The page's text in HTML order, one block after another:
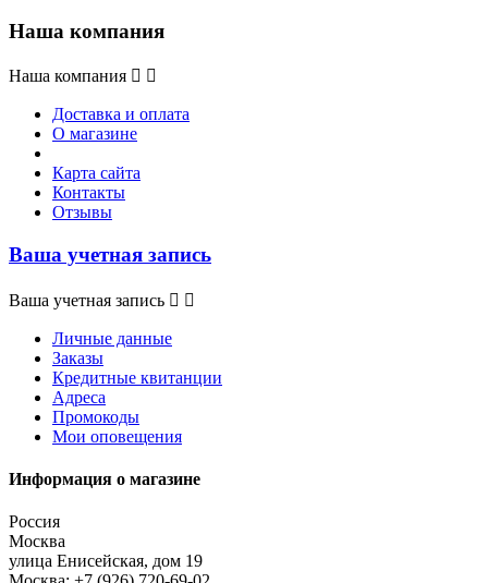
Наша компания
Наша компания  
Доставка и оплата
О магазине
Карта сайта
Контакты
Отзывы
Ваша учетная запись
Ваша учетная запись  
Личные данные
Заказы
Кредитные квитанции
Адреса
Промокоды
Мои оповещения
Информация о магазине
Россия
Москва
улица Енисейская, дом 19